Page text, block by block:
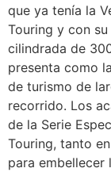
que ya tenía la
Touring y con su
cilindrada de
presenta como
de turismo de
recorrido. Los
de la Serie
Touring, tanto
para